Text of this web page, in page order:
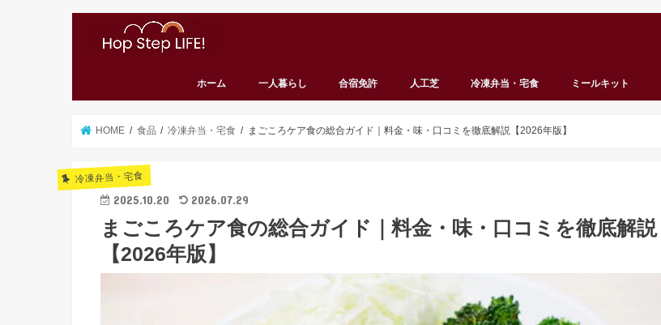
ホーム 一人暮らし 合宿免許 人工芝 冷凍弁当・宅食 ミールキット
HOME 食品 冷凍弁当・宅食 まごころケア食の総合ガイド｜料金・味・口コミを徹底解説【2026年版】
冷凍弁当・宅食
2025.10.20 2026.07.29
まごころケア食の総合ガイド｜料金・味・口コミを徹底解説
【2026年版】